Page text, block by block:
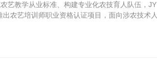
艺教学从业标准、构建专业化农技育人队伍，JY
农艺培训师职业资格认证项目，面向涉农技术人